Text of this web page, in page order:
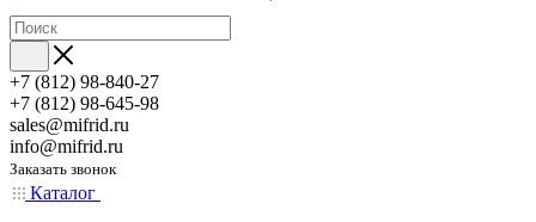
+7 (812) 98-840-27
+7 (812) 98-645-98
sales@mifrid.ru
info@mifrid.ru
Заказать звонок
Каталог